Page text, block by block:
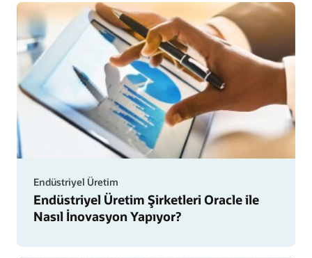
Endüstriyel Üretim
Endüstriyel Üretim Şirketleri Oracle ile
Nasıl İnovasyon Yapıyor?